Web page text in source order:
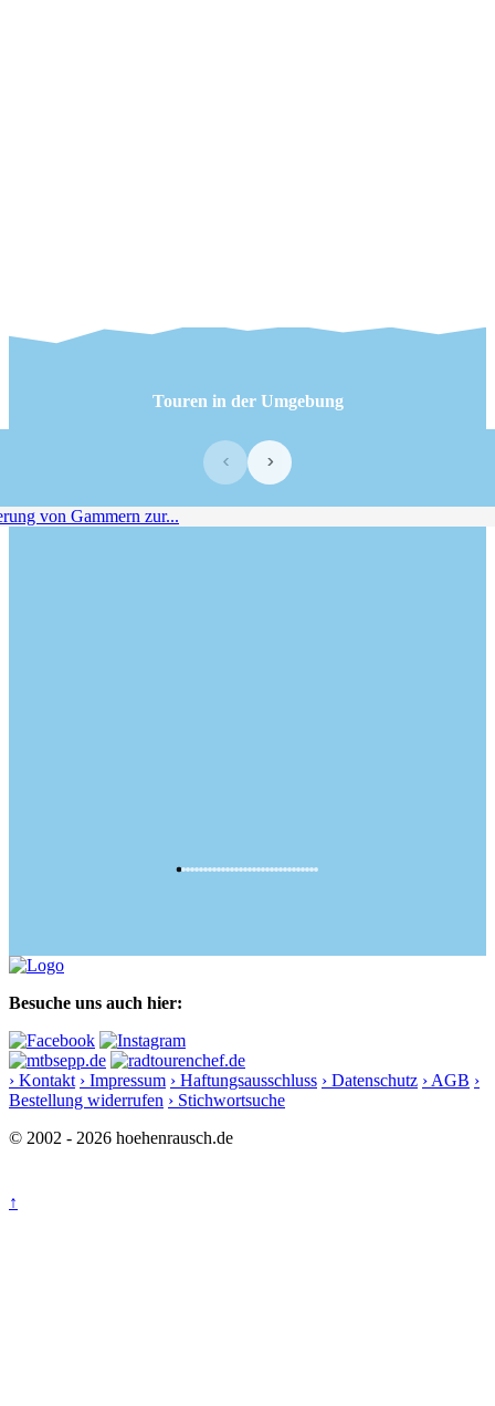
Touren in der Umgebung
‹ ›
Besuche uns auch hier:
› Kontakt › Impressum › Haftungsausschluss › Datenschutz › AGB ›
Bestellung widerrufen › Stichwortsuche
© 2002 - 2026 hoehenrausch.de
↑